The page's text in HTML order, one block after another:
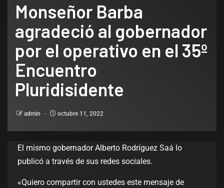
Monseñor Barba
agradeció al gobernador
por el operativo en el 35º
Encuentro
Pluridisidente
admin octubre 11, 2022
El mismo gobernador Alberto Rodríguez Saá lo
publicó a través de sus redes sociales.
«Quiero compartir con ustedes este mensaje de